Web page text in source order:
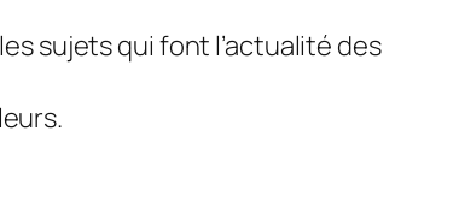
sujets qui font l’actualité des